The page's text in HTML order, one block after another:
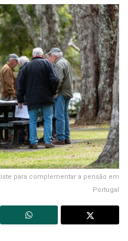
para complementar a pensão em
Portugal